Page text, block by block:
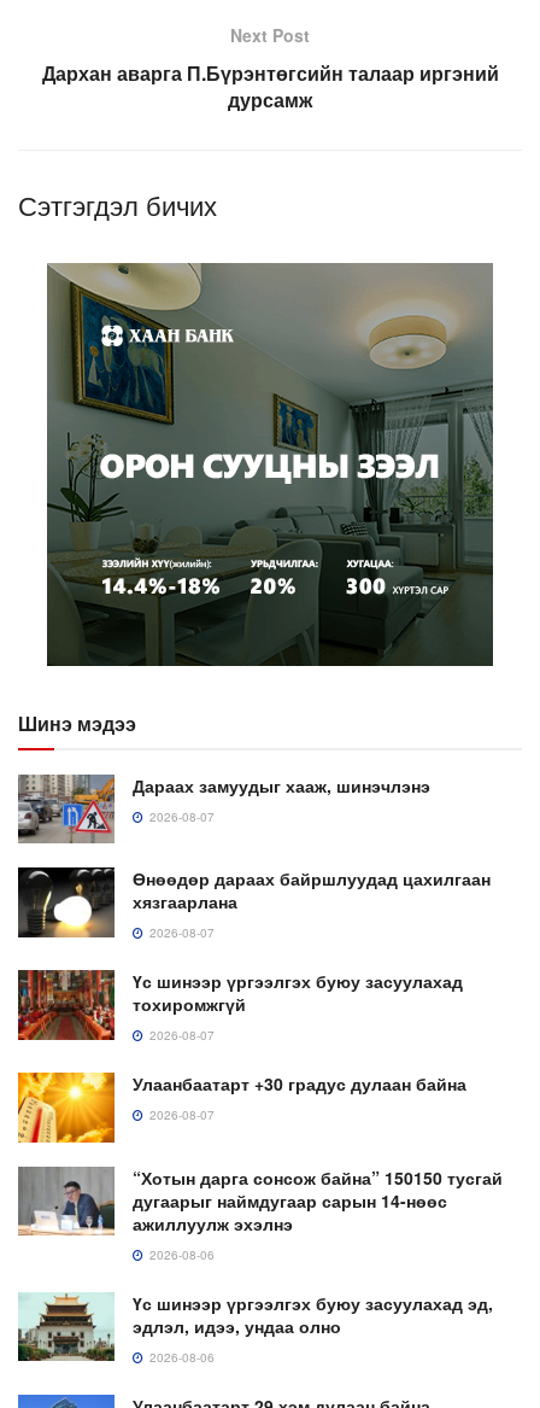
Next Post
Дархан аварга П.Бүрэнтөгсийн талаар иргэний
дурсамж
Сэтгэгдэл бичих
Шинэ мэдээ
Дараах замуудыг хааж, шинэчлэнэ
2026-08-07
Өнөөдөр дараах байршлуудад цахилгаан
хязгаарлана
2026-08-07
Үс шинээр үргээлгэх буюу засуулахад
тохиромжгүй
2026-08-07
Улаанбаатарт +30 градус дулаан байна
2026-08-07
“Хотын дарга сонсож байна” 150150 тусгай
дугаарыг наймдугаар сарын 14-нөөс
ажиллуулж эхэлнэ
2026-08-06
Үс шинээр үргээлгэх буюу засуулахад эд,
эдлэл, идээ, ундаа олно
2026-08-06